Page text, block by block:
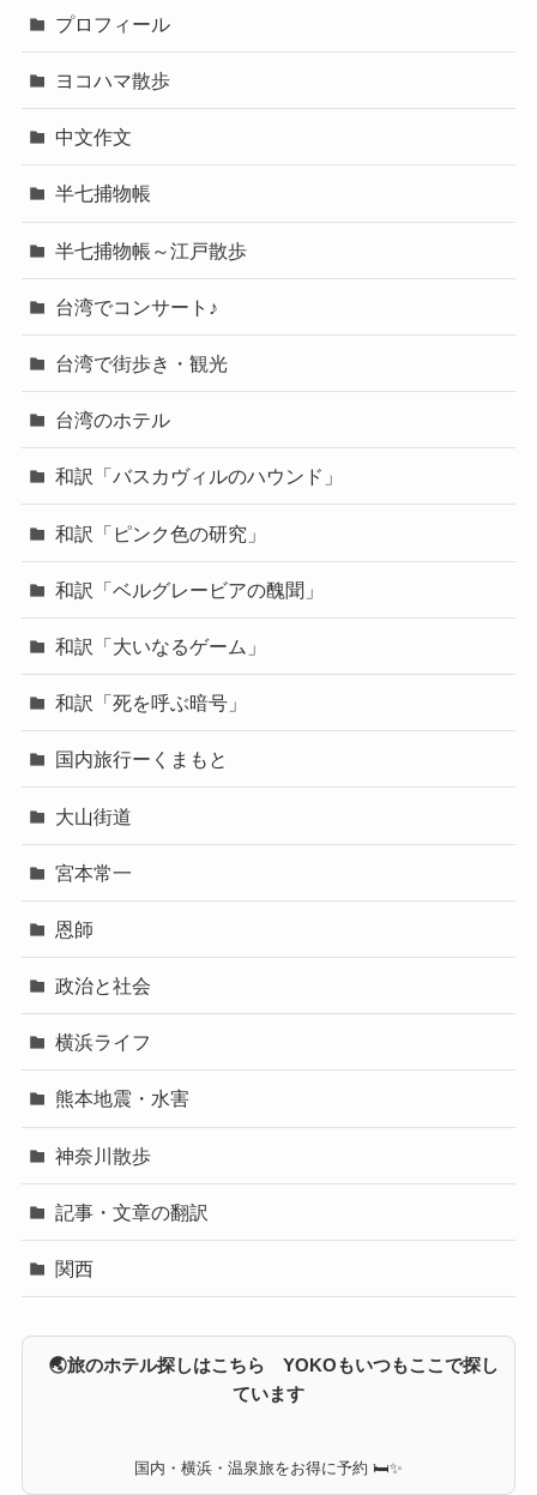
プロフィール
ヨコハマ散歩
中文作文
半七捕物帳
半七捕物帳～江戸散歩
台湾でコンサート♪
台湾で街歩き・観光
台湾のホテル
和訳「バスカヴィルのハウンド」
和訳「ピンク色の研究」
和訳「ベルグレービアの醜聞」
和訳「大いなるゲーム」
和訳「死を呼ぶ暗号」
国内旅行ーくまもと
大山街道
宮本常一
恩師
政治と社会
横浜ライフ
熊本地震・水害
神奈川散歩
記事・文章の翻訳
関西
🌏旅のホテル探しはこちら YOKOもいつもここで探し
ています